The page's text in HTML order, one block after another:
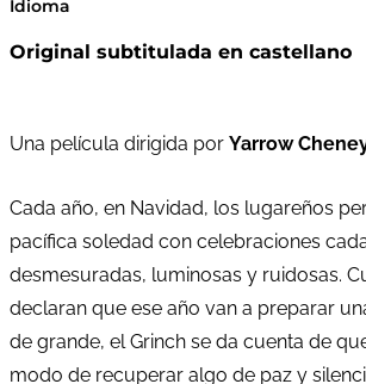
Idioma
Original subtitulada en castellano
Una película dirigida por Yarrow
Cada año, en Navidad, los lugareños
pacífica soledad con celebraciones
desmesuradas, luminosas y ruidosas.
declaran que ese año van a preparar
de grande, el Grinch se da cuenta de
modo de recuperar algo de paz y